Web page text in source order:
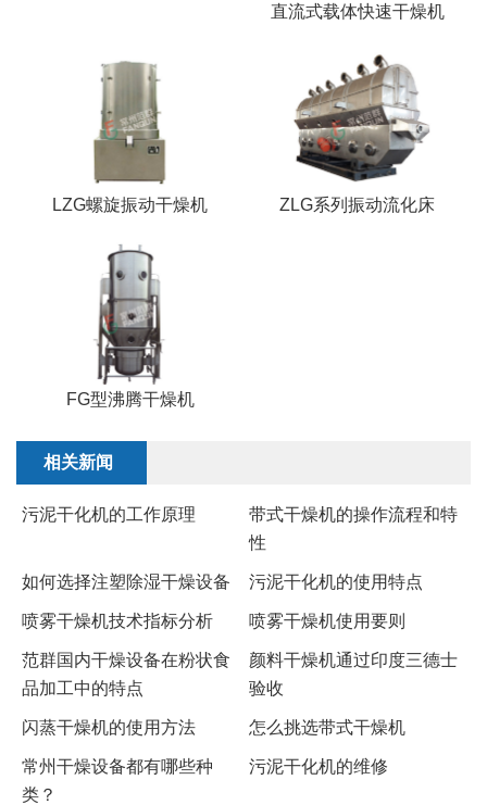
直流式载体快速干燥机
LZG螺旋振动干燥机 ZLG系列振动流化床
FG型沸腾干燥机
相关新闻
污泥干化机的工作原理
​带式干燥机的操作流程和特
性
如何选择注塑除湿干燥设备 污泥干化机的使用特点
​喷雾干燥机技术指标分析 喷雾干燥机使用要则
范群国内干燥设备在粉状食
品加工中的特点
颜料干燥机通过印度三德士
验收
闪蒸干燥机的使用方法 怎么挑选带式干燥机
常州干燥设备都有哪些种
类？
污泥干化机的维修